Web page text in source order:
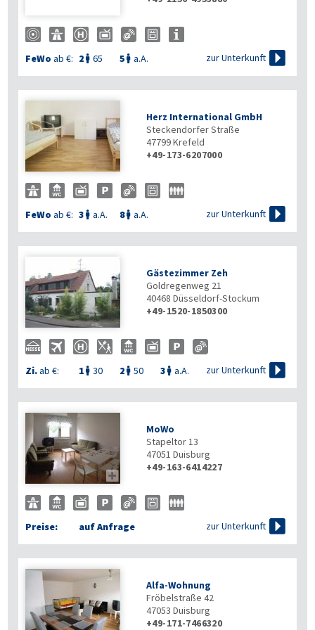
FeWo ab €: 2  65 5  a.A. zur Unterkunft 
Herz International GmbH
Steckendorfer Straße
47799Krefeld
+49-173-6207000
FeWo ab €: 3  a.A. 8 a.A. zur Unterkunft 
Gästezimmer Zeh
Goldregenweg 21
40468 Düsseldorf-Stockum
+49-1520-1850300
Zi.ab €: 1  30 2  50 3  a.A. zur Unterkunft 

MoWo
Stapeltor 13
47051 Duisburg
+49-163-6414227
Preise: auf Anfrage zur Unterkunft 
Alfa-Wohnung
Fröbelstraße 42
47053 Duisburg
+49-171-7466320